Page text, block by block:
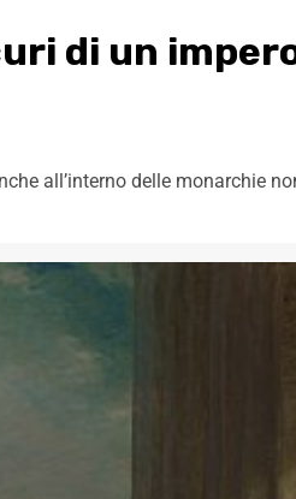
di un
all’interno delle monarchie